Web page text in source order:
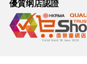
優質纲店認證